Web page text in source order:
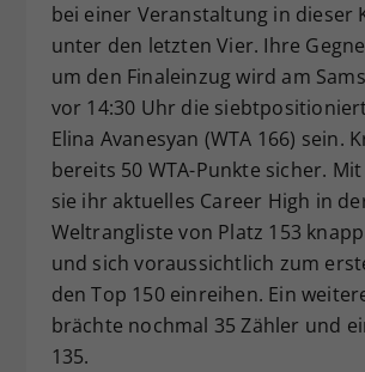
bei einer Veranstaltung in dieser
unter den letzten Vier. Ihre
um den Finaleinzug wird am
vor 14:30 Uhr die
Elina Avanesyan (WTA 166) sein.
bereits 50 WTA-Punkte sicher.
sie ihr aktuelles Career High in
Weltrangliste von Platz 153
und sich voraussichtlich zum
den Top 150 einreihen. Ein
brächte nochmal 35 Zähler und
135.